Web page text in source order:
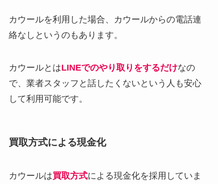
カウールを利用した場合、カウールからの電話連
絡なしというのもあります。
カウールとはLINEでのやり取りをするだけなの
で、業者スタッフと話したくないという人も安心
して利用可能です。
買取方式による現金化
カウールは買取方式による現金化を採用していま